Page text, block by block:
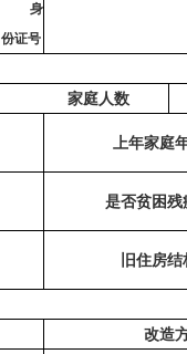
身
份证号
家庭人数
上年家庭
是否贫困残
旧住房
改造